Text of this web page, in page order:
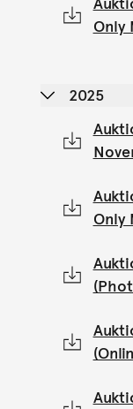
Only
2025
Only